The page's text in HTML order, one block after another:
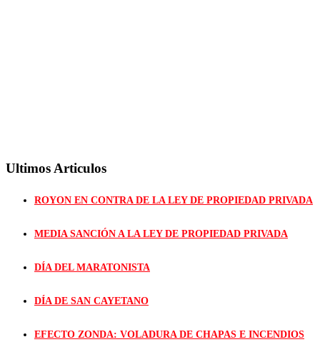
Ultimos Articulos
ROYON EN CONTRA DE LA LEY DE PROPIEDAD PRIVADA
MEDIA SANCIÓN A LA LEY DE PROPIEDAD PRIVADA
DÍA DEL MARATONISTA
DÍA DE SAN CAYETANO
EFECTO ZONDA: VOLADURA DE CHAPAS E INCENDIOS